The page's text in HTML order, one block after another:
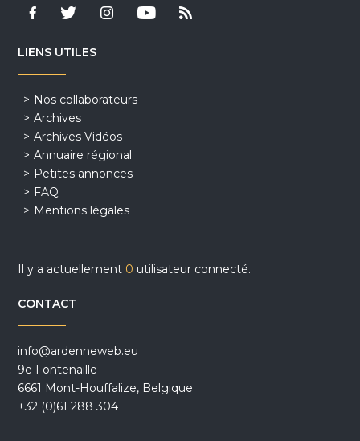
LIENS UTILES
Nos collaborateurs
Archives
Archives Vidéos
Annuaire régional
Petites annonces
FAQ
Mentions légales
Il y a actuellement 0 utilisateur connecté.
CONTACT
info@ardenneweb.eu
9e Fontenaille
6661 Mont-Houffalize, Belgique
+32 (0)61 288 304